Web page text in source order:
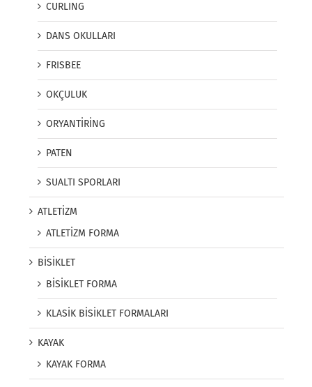
CURLING
DANS OKULLARI
FRISBEE
OKÇULUK
ORYANTİRİNG
PATEN
SUALTI SPORLARI
ATLETİZM
ATLETİZM FORMA
BİSİKLET
BİSİKLET FORMA
KLASİK BİSİKLET FORMALARI
KAYAK
KAYAK FORMA